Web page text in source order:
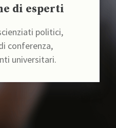
di esperti
politici,
conferenza,
universitari.